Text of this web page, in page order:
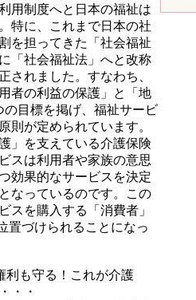
用制度へと日本の福祉は
特に、これまで日本の社
を担ってきた「社会福祉
「社会福祉法」へと改称
されました。すなわち、
者の利益の保護」と「地
の目標を掲げ、福祉サービ
則が定められています。
」を支えている介護保険
スは利用者や家族の意思
効果的なサービスを決定
なっているのです。この
スを購入する「消費者」
置づけられることになっ
利も守る！これが介護
・・